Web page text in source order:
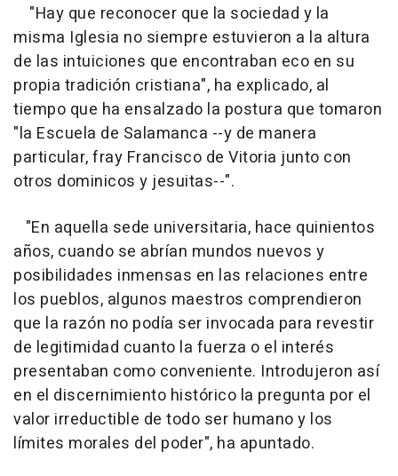
"Hay que reconocer que la sociedad y la
misma Iglesia no siempre estuvieron a la altura
de las intuiciones que encontraban eco en su
propia tradición cristiana", ha explicado, al
tiempo que ha ensalzado la postura que tomaron
"la Escuela de Salamanca --y de manera
particular, fray Francisco de Vitoria junto con
otros dominicos y jesuitas--".
"En aquella sede universitaria, hace quinientos
años, cuando se abrían mundos nuevos y
posibilidades inmensas en las relaciones entre
los pueblos, algunos maestros comprendieron
que la razón no podía ser invocada para revestir
de legitimidad cuanto la fuerza o el interés
presentaban como conveniente. Introdujeron así
en el discernimiento histórico la pregunta por el
valor irreductible de todo ser humano y los
límites morales del poder", ha apuntado.